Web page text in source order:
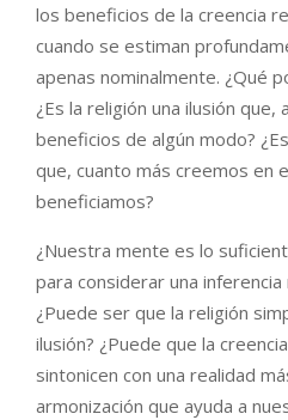
los beneficios de la creencia
cuando se estiman
apenas nominalmente. ¿Qué
¿Es la religión una ilusión
beneficios de algún modo?
que, cuanto más creemos en
beneficiamos?
¿Nuestra mente es lo
para considerar una inferencia
¿Puede ser que la religión
ilusión? ¿Puede que la
sintonicen con una realidad
armonización que ayuda a